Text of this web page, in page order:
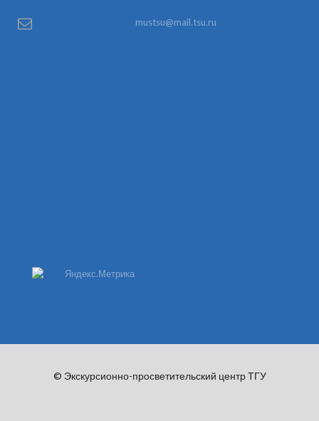
mustsu@mail.tsu.ru
© Экскурсионно-просветительский центр ТГУ